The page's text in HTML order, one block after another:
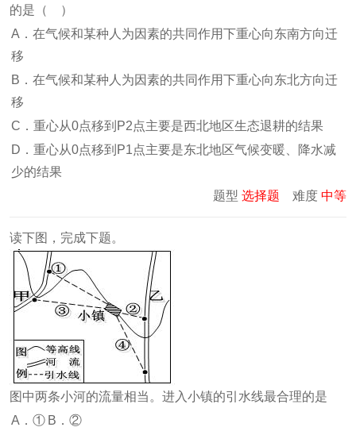
的是（ ）
A．在气候和某种人为因素的共同作用下重心向东南方向迁
移
B．在气候和某种人为因素的共同作用下重心向东北方向迁
移
C．重心从0点移到P2点主要是西北地区生态退耕的结果
D．重心从0点移到P1点主要是东北地区气候变暖、降水减
少的结果
题型 选择题 难度 中等
读下图，完成下题。
图中两条小河的流量相当。进入小镇的引水线最合理的是
A．① B．②